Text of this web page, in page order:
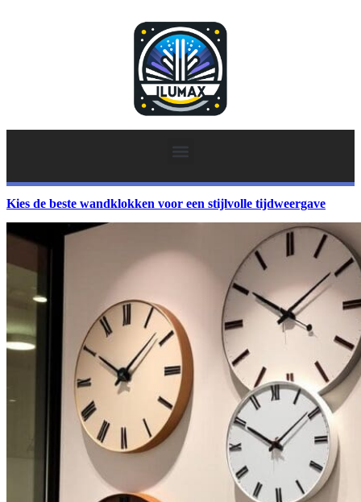
Kies de beste wandklokken voor een stijlvolle tijdweergave